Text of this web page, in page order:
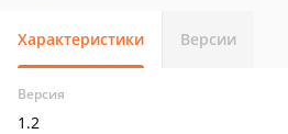
Характеристики Версии
Версия
1.2